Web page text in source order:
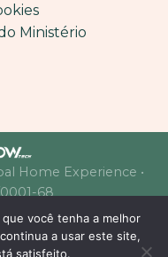
Ministério
Home Experience •
68
você tenha a melhor
a usar este site,
satisfeito.